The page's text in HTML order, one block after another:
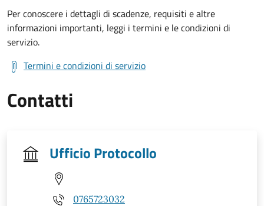
Per conoscere i dettagli di scadenze, requisiti e altre
informazioni importanti, leggi i termini e le condizioni di
servizio.
Termini e condizioni di servizio
Contatti
Ufficio Protocollo
0765723032